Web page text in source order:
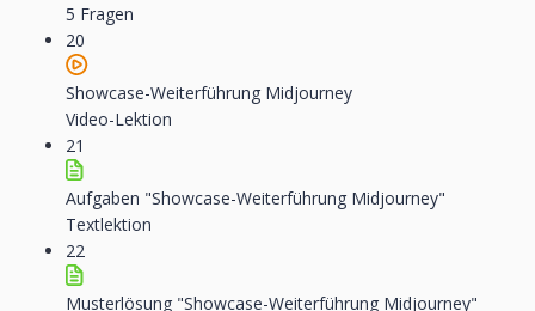
5 Fragen
20
Showcase-Weiterführung Midjourney
Video-Lektion
21
Aufgaben "Showcase-Weiterführung Midjourney"
Textlektion
22
Musterlösung "Showcase-Weiterführung Midjourney"